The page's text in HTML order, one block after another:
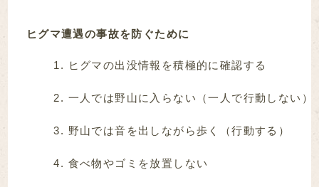
ヒグマ遭遇の事故を防ぐために
ヒグマの出没情報を積極的に確認する
一人では野山に入らない（一人で行動しない）
野山では音を出しながら歩く（行動する）
食べ物やゴミを放置しない